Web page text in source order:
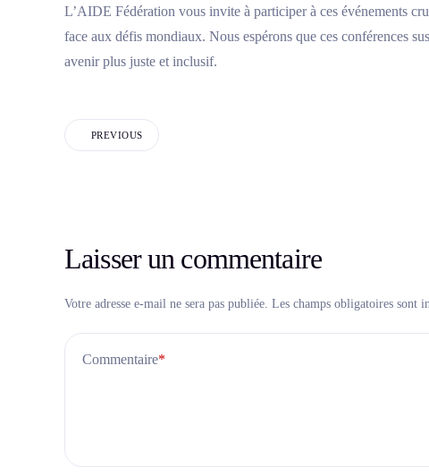
L’AIDE Fédération vous invite à participer à ces événements
face aux défis mondiaux. Nous espérons que ces conférences
avenir plus juste et inclusif.
PREVIOUS
Laisser un commentaire
Votre adresse e-mail ne sera pas publiée. Les champs obligatoires sont
Commentaire*